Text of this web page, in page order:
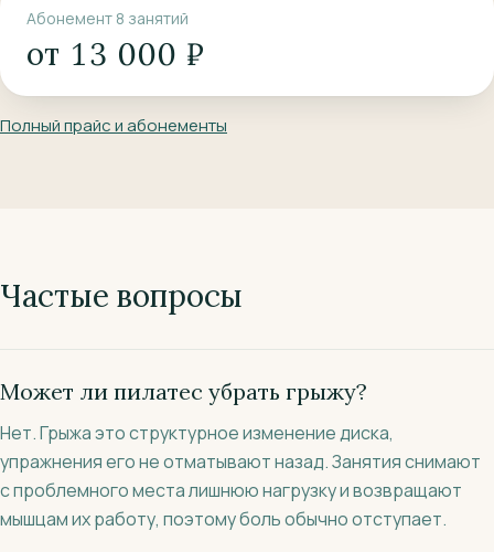
Абонемент 8 занятий
от 13 000 ₽
Полный прайс и абонементы
Частые вопросы
Может ли пилатес убрать грыжу?
Нет. Грыжа это структурное изменение диска,
упражнения его не отматывают назад. Занятия снимают
с проблемного места лишнюю нагрузку и возвращают
мышцам их работу, поэтому боль обычно отступает.